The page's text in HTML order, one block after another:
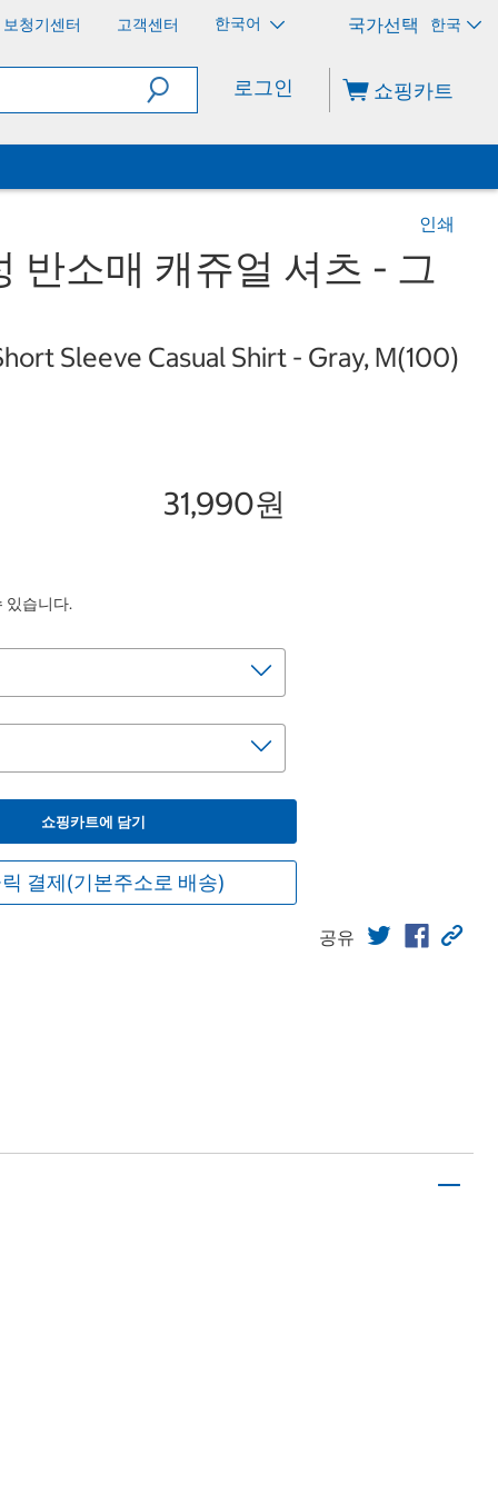
보청기센터 고객센터 한국어 한국
로그인 쇼핑카트
인쇄
반소매 캐쥬얼 셔츠 - 그
Sleeve Casual Shirt - Gray, M(100)
31,990원
있습니다.
쇼핑카트에 담기
결제(기본주소로 배송)
공유